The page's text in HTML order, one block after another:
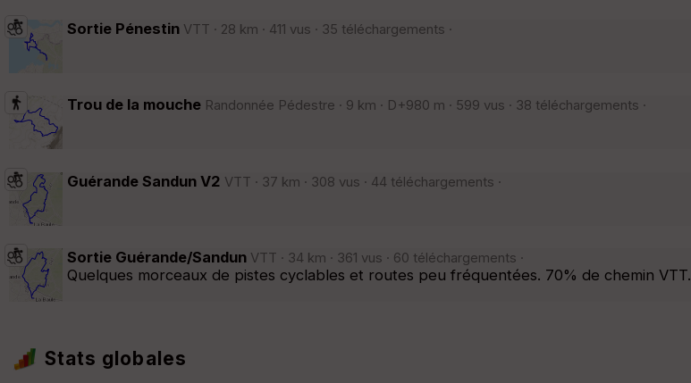
Sortie Pénestin VTT · 28 km · 411 vus · 35 téléchargements ·
Trou de la mouche Randonnée Pédestre · 9 km · D+980 m · 599 vus · 38 téléchargements ·
Guérande Sandun V2 VTT · 37 km · 308 vus · 44 téléchargements ·
Sortie Guérande/Sandun VTT · 34 km · 361 vus · 60 téléchargements ·
Quelques morceaux de pistes cyclables et routes peu fréquentées. 70% de chemin VTT.
Stats globales